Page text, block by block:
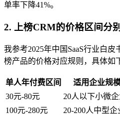
单率下降41%。
2. 上榜CRM的价格区间分
我参考2025年中国SaaS行业白
榜产品的价格对应规则，具体如
单人年付费区间 适用企业规
30元-80元
20人以下小微
100元-280元
20-200人中型企